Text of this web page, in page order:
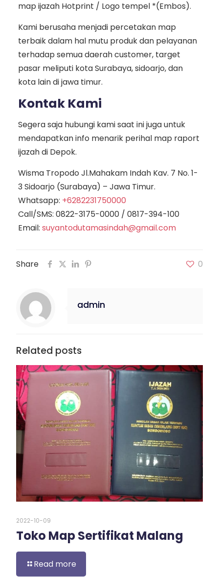
map ijazah Hotprint / Logo tempel *(Embos).
Kami berusaha menjadi percetakan map
terbaik dalam hal mutu produk dan pelayanan
terhadap semua daerah customer, target
pasar meliputi kota Surabaya, sidoarjo, dan
kota lain di jawa timur.
Kontak Kami
Segera saja hubungi kami saat ini juga untuk
mendapatkan info menarik perihal map raport
ijazah di Depok.
Wisma Tropodo Jl.Mahakam Indah Kav. 7 No. 1-
3 Sidoarjo (Surabaya) – Jawa Timur.
Whatsapp: +6282231750000
Call/SMS: 0822-3175-0000/ 0817-394-100
Email: suyantodutamasindah@gmail.com
Share 0
admin
Related posts
2022-10-09
Toko Map Sertifikat Malang
Read more